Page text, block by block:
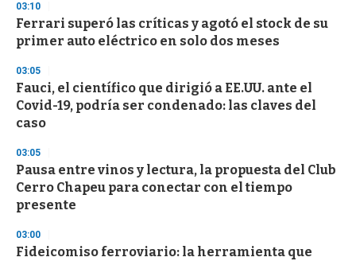
d
s
o
f
3
s
e
c
o
d
s
03:10
Ferrari superó las críticas y agotó el stock de su
primer auto eléctrico en solo dos meses
03:05
Fauci, el científico que dirigió a EE.UU. ante el
Covid-19, podría ser condenado: las claves del
caso
03:05
Pausa entre vinos y lectura, la propuesta del Club
Cerro Chapeu para conectar con el tiempo
presente
03:00
Fideicomiso ferroviario: la herramienta que